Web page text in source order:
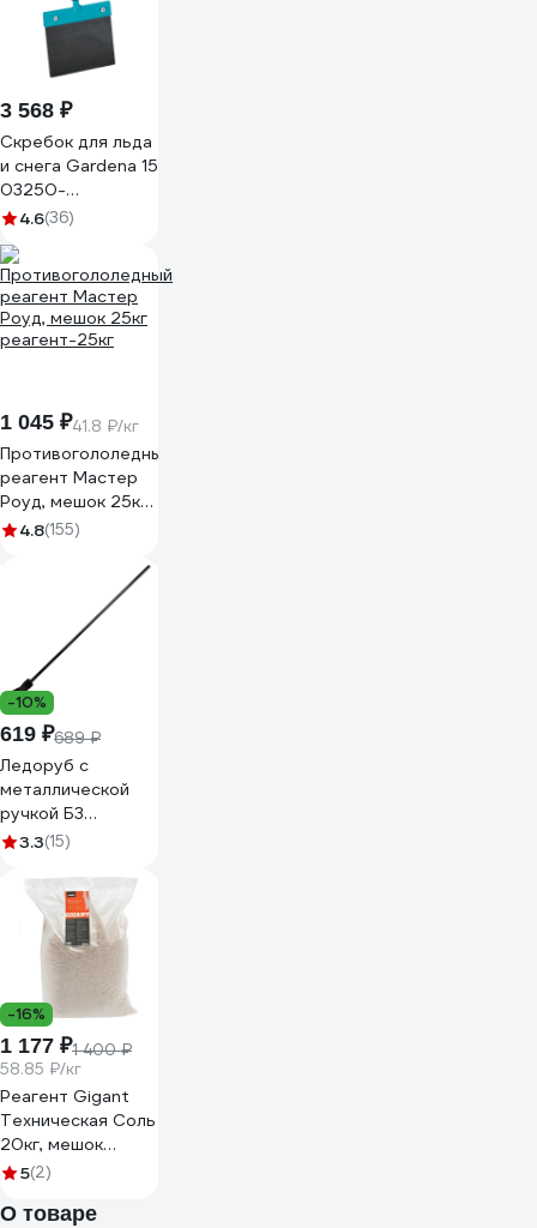
3 568 ₽
Скребок для льда
и снега Gardena 15
03250-
20.000.00
4.6(36)
1 045 ₽41.8 ₽/кг
Противогололедный
реагент Мастер
Роуд, мешок 25кг
реагент-25кг
4.8(155)
-10%
619 ₽689 ₽
Ледоруб с
металлической
ручкой Б3
СИБРТЕХ 61519
3.3(15)
-16%
1 177 ₽1 400 ₽
58.85 ₽/кг
Реагент Gigant
Техническая Соль
20кг, мешок
GSAL-02
5(2)
О товаре